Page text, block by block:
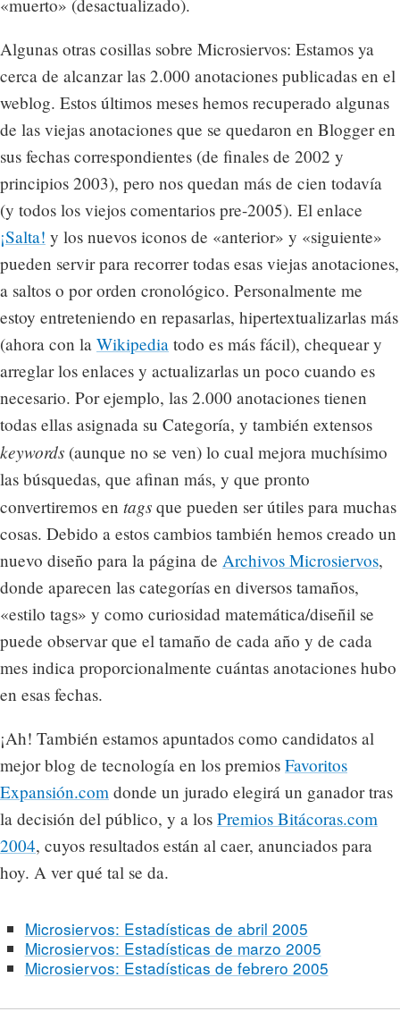
«muerto» (desactualizado).
Algunas otras cosillas sobre Microsiervos: Estamos ya
cerca de alcanzar las 2.000 anotaciones publicadas en el
weblog. Estos últimos meses hemos recuperado algunas
de las viejas anotaciones que se quedaron en Blogger en
sus fechas correspondientes (de finales de 2002 y
principios 2003), pero nos quedan más de cien todavía
(y todos los viejos comentarios pre-2005). El enlace
¡Salta! y los nuevos iconos de «anterior» y «siguiente»
pueden servir para recorrer todas esas viejas anotaciones,
a saltos o por orden cronológico. Personalmente me
estoy entreteniendo en repasarlas, hipertextualizarlas más
(ahora con la Wikipedia todo es más fácil), chequear y
arreglar los enlaces y actualizarlas un poco cuando es
necesario. Por ejemplo, las 2.000 anotaciones tienen
todas ellas asignada su Categoría, y también extensos
keywords (aunque no se ven) lo cual mejora muchísimo
las búsquedas, que afinan más, y que pronto
convertiremos en tags que pueden ser útiles para muchas
cosas. Debido a estos cambios también hemos creado un
nuevo diseño para la página de Archivos Microsiervos,
donde aparecen las categorías en diversos tamaños,
«estilo tags» y como curiosidad matemática/diseñil se
puede observar que el tamaño de cada año y de cada
mes indica proporcionalmente cuántas anotaciones hubo
en esas fechas.
¡Ah! También estamos apuntados como candidatos al
mejor blog de tecnología en los premios Favoritos
Expansión.com donde un jurado elegirá un ganador tras
la decisión del público, y a los Premios Bitácoras.com
2004, cuyos resultados están al caer, anunciados para
hoy. A ver qué tal se da.
Microsiervos: Estadísticas de abril 2005
Microsiervos: Estadísticas de marzo 2005
Microsiervos: Estadísticas de febrero 2005